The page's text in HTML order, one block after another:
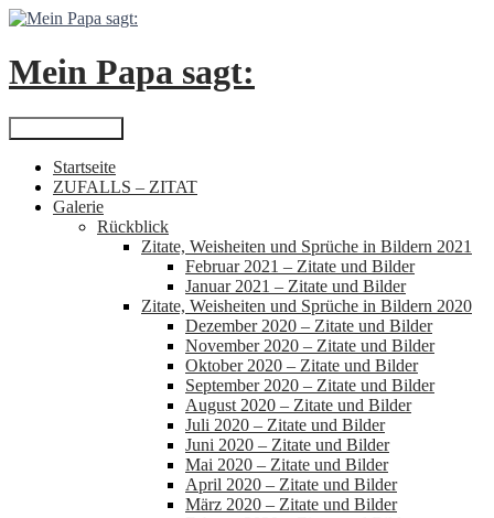
Zum
springen
Mein Papa sagt:
Suchen
Startseite
ZUFALLS – ZITAT
Galerie
Rückblick
Zitate, Weisheiten und Sprüche in Bildern 2021
Februar 2021 – Zitate und Bilder
Januar 2021 – Zitate und Bilder
Zitate, Weisheiten und Sprüche in Bildern 2020
Dezember 2020 – Zitate und Bilder
November 2020 – Zitate und Bilder
Oktober 2020 – Zitate und Bilder
September 2020 – Zitate und Bilder
August 2020 – Zitate und Bilder
Juli 2020 – Zitate und Bilder
Juni 2020 – Zitate und Bilder
Mai 2020 – Zitate und Bilder
April 2020 – Zitate und Bilder
März 2020 – Zitate und Bilder